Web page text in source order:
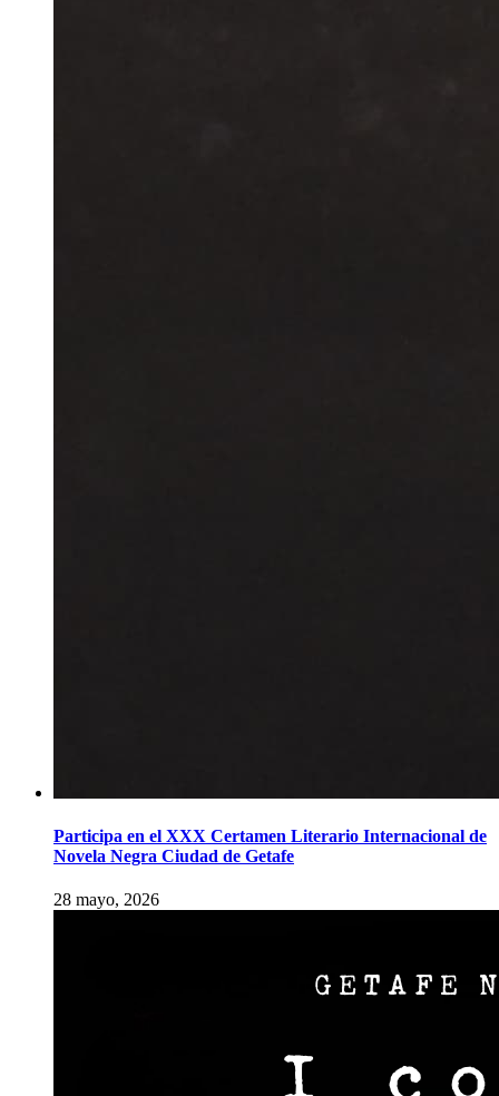
Participa en el XXX Certamen Literario Internacional de
Novela Negra Ciudad de Getafe
28 mayo, 2026